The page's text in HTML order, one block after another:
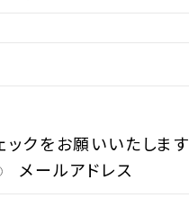
クをお願いいたします
メールアドレス